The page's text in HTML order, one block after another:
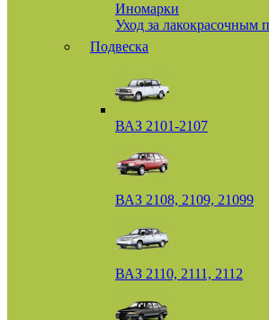
Иномарки
Уход за лакокрасочным
Подвеска
ВАЗ 2101-2107
ВАЗ 2108, 2109, 21099
ВАЗ 2110, 2111, 2112